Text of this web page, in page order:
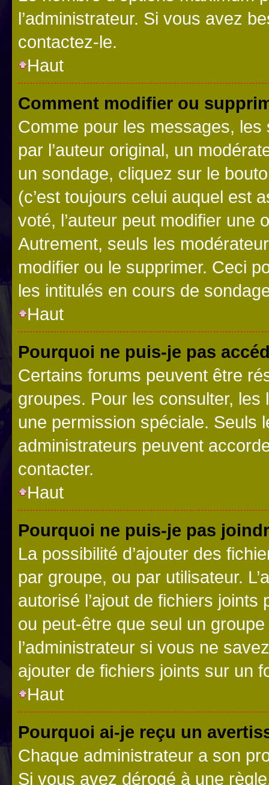
l’administrateur. Si vous avez
contactez-le.
Haut
Comment modifier ou
Comme pour les messages,
par l’auteur original, un
un sondage, cliquez sur le
(c’est toujours celui auquel est
voté, l’auteur peut modifier une
Autrement, seuls les
modifier ou le supprimer. Ceci
les intitulés en cours de
Haut
Pourquoi ne puis-je pas
Certains forums peuvent être
groupes. Pour les consulter,
une permission spéciale. Seuls
administrateurs peuvent
contacter.
Haut
Pourquoi ne puis-je pas
La possibilité d’ajouter des
par groupe, ou par utilisateur.
autorisé l’ajout de fichiers
ou peut-être que seul un
l’administrateur si vous ne
ajouter de fichiers joints sur un
Haut
Pourquoi ai-je reçu un
Chaque administrateur a son
Si vous avez dérogé à une